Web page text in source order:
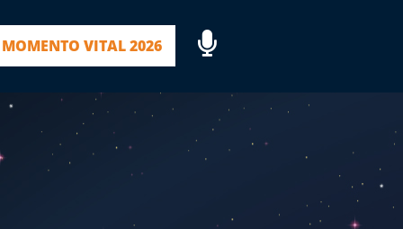
MOMENTO VITAL 2026